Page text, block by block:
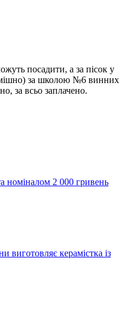
посадити, а за пісок у
за школою №6 винних
за всьо заплачено.
номіналом 2 000 гривень
виготовляє керамістка із